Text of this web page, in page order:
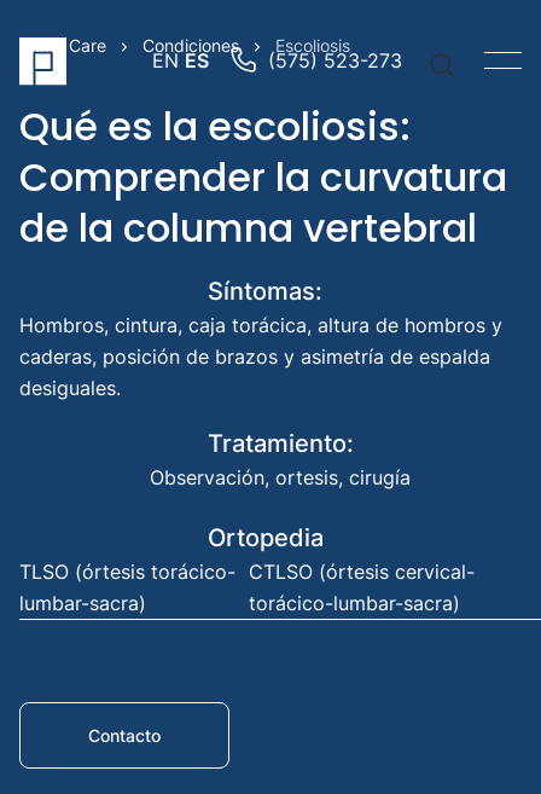
EN ES (575) 523-273
Pierna
Prime Care Condiciones Escoliosis
Qué es la escoliosis:
Comprender la curvatura
de la columna vertebral
Síntomas:
Hombros, cintura, caja torácica, altura de hombros y
caderas, posición de brazos y asimetría de espalda
desiguales.
Tratamiento:
Observación, ortesis, cirugía
Ortopedia
TLSO (órtesis torácico-
lumbar-sacra)
CTLSO (órtesis cervical-
torácico-lumbar-sacra)
Contacto